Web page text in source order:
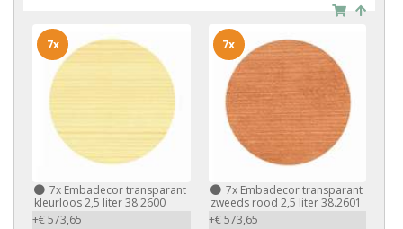
7x Embadecor transparant
kleurloos 2,5 liter 38.2600
+€ 573,65
7x
7xEmbadecor transparant
zweeds rood 2,5 liter 38.2601
+€ 573,65
7x